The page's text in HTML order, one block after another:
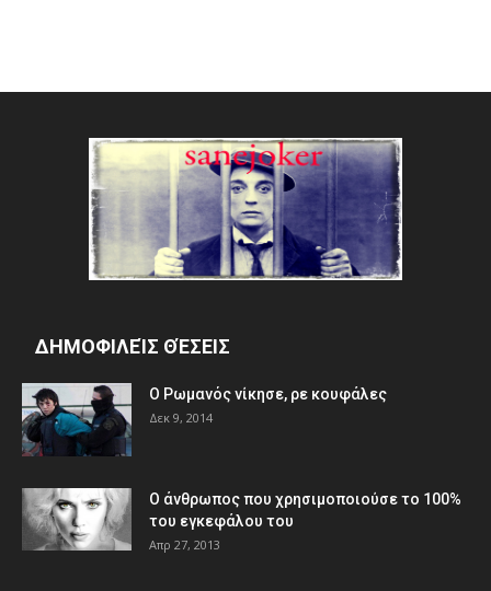
ΔΗΜΟΦΙΛΕΊΣ ΘΈΣΕΙΣ
Ο Ρωμανός νίκησε, ρε κουφάλες
Δεκ 9, 2014
Ο άνθρωπος που χρησιμοποιούσε το 100%
του εγκεφάλου του
Απρ 27, 2013